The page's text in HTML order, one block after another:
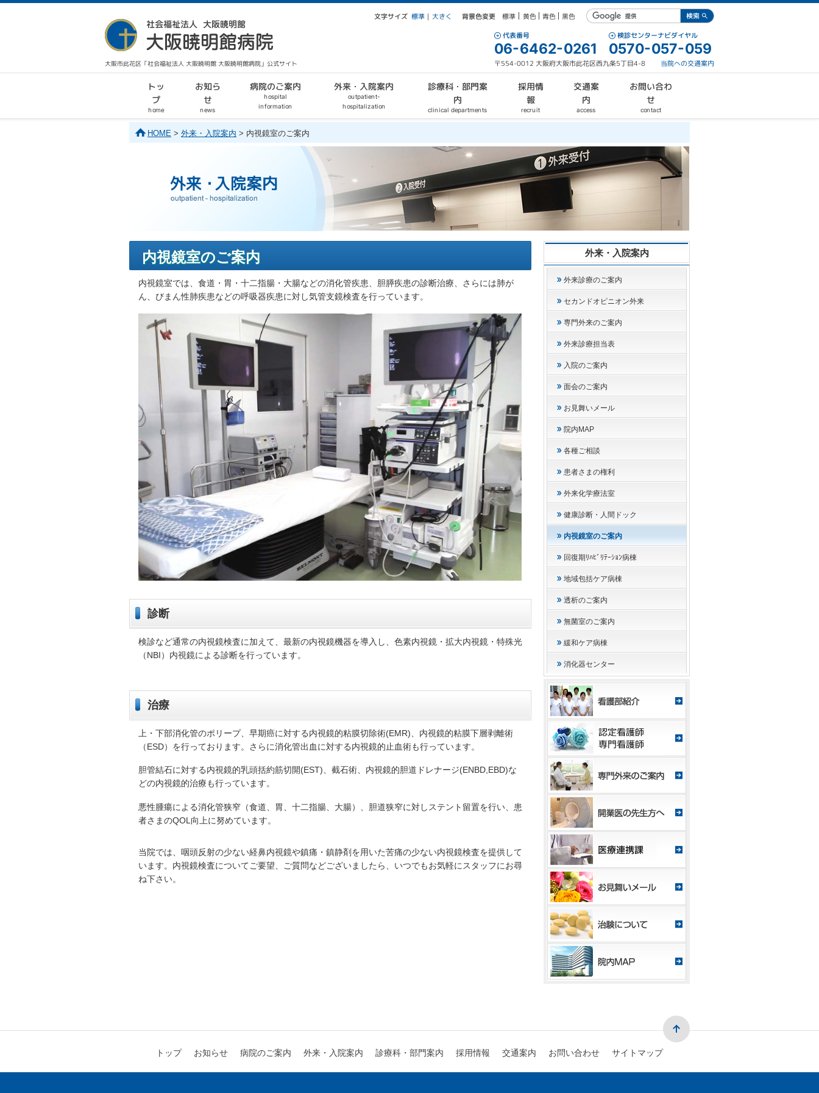
文字サイズ 標準 ｜ 大きく 背景色変更 標準 黄色 青色 黒色
大阪市此花区「社会福祉法人 大阪暁明館 大阪暁明館病院」公式サイト
代表番号
06-6462-0261
検診センターナビダイヤル
0570-057-059
〒554-0012 大阪府大阪市此花区西九条5丁目4-8 当院への交通案内
トッ
プ
home
お知ら
せ
news
病院のご案内
hospital
information
外来・入院案内
outpatient-
hospitalization
診療科・部門案
内
clinical departments
採用情
報
recruit
交通案
内
access
お問い合わ
せ
contact
HOME > 外来・入院案内 > 内視鏡室のご案内
内視鏡室のご案内
内視鏡室では、食道・胃・十二指腸・大腸などの消化管疾患、胆膵疾患の診断治療、さらには肺が
ん、びまん性肺疾患などの呼吸器疾患に対し気管支鏡検査を行っています。
診断
検診など通常の内視鏡検査に加えて、最新の内視鏡機器を導入し、色素内視鏡・拡大内視鏡・特殊光
（NBI）内視鏡による診断を行っています。
治療
上・下部消化管のポリープ、早期癌に対する内視鏡的粘膜切除術(EMR)、内視鏡的粘膜下層剥離術
（ESD）を行っております。さらに消化管出血に対する内視鏡的止血術も行っています。
胆管結石に対する内視鏡的乳頭括約筋切開(EST)、截石術、内視鏡的胆道ドレナージ(ENBD,EBD)な
どの内視鏡的治療も行っています。
悪性腫瘍による消化管狭窄（食道、胃、十二指腸、大腸）、胆道狭窄に対しステント留置を行い、患
者さまのQOL向上に努めています。
当院では、咽頭反射の少ない経鼻内視鏡や鎮痛・鎮静剤を用いた苦痛の少ない内視鏡検査を提供して
います。内視鏡検査についてご要望、ご質問などございましたら、いつでもお気軽にスタッフにお尋
ね下さい。
外来・入院案内
外来診療のご案内
セカンドオピニオン外来
専門外来のご案内
外来診療担当表
入院のご案内
面会のご案内
お見舞いメール
院内MAP
各種ご相談
患者さまの権利
外来化学療法室
健康診断・人間ドック
内視鏡室のご案内
回復期ﾘﾊﾋﾞﾘﾃｰｼｮﾝ病棟
地域包括ケア病棟
透析のご案内
無菌室のご案内
緩和ケア病棟
消化器センター
トップ お知らせ 病院のご案内 外来・入院案内 診療科・部門案内 採用情報 交通案内 お問い合わせ サイトマップ